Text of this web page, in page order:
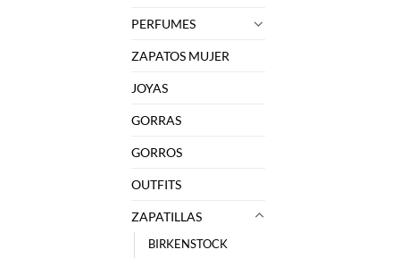
PERFUMES
ZAPATOS MUJER
JOYAS
GORRAS
GORROS
OUTFITS
ZAPATILLAS
BIRKENSTOCK